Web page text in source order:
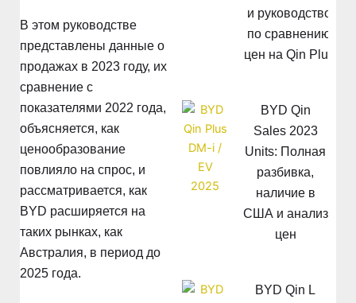
В этом руководстве
представлены данные о
продажах в 2023 году, их
сравнение с
показателями 2022 года,
объясняется, как
ценообразование
повлияло на спрос, и
рассматривается, как
BYD расширяется на
таких рынках, как
Австралия, в период до
2025 года.
и руководство
по сравнению
цен на Qin Plus
BYD Qin
Sales 2023
Units: Полная
разбивка,
наличие в
США и анализ
цен
BYD Qin L